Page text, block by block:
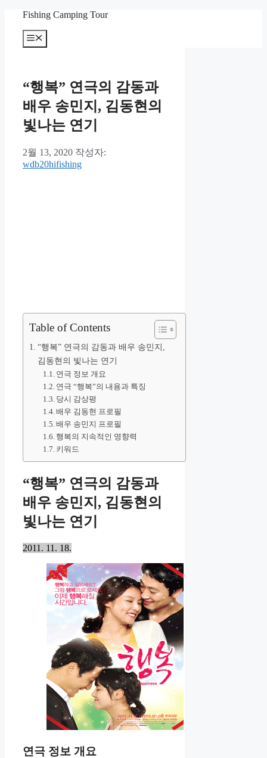
Fishing Camping Tour
메
뉴
“행복” 연극의 감동과
배우 송민지, 김동현의
빛나는 연기
2월 13, 2020 작성자:
wdb20hifishing
Table of Contents
“행복” 연극의 감동과 배우 송민지,
김동현의 빛나는 연기
연극 정보 개요
연극 “행복”의 내용과 특징
당시 감상평
배우 김동현 프로필
배우 송민지 프로필
행복의 지속적인 영향력
키워드
“행복” 연극의 감동과
배우 송민지, 김동현의
빛나는 연기
2011. 11. 18.
연극 정보 개요